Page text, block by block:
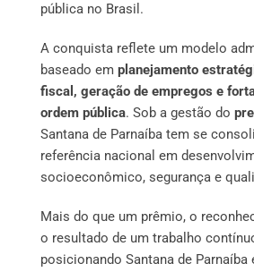
pública no Brasil.
A conquista reflete um modelo
baseado em planejamento
fiscal, geração de empregos e
ordem pública. Sob a gestão do
Santana de Parnaíba tem se
referência nacional em
socioeconômico, segurança e
Mais do que um prêmio, o
o resultado de um trabalho
posicionando Santana de Parnaíba